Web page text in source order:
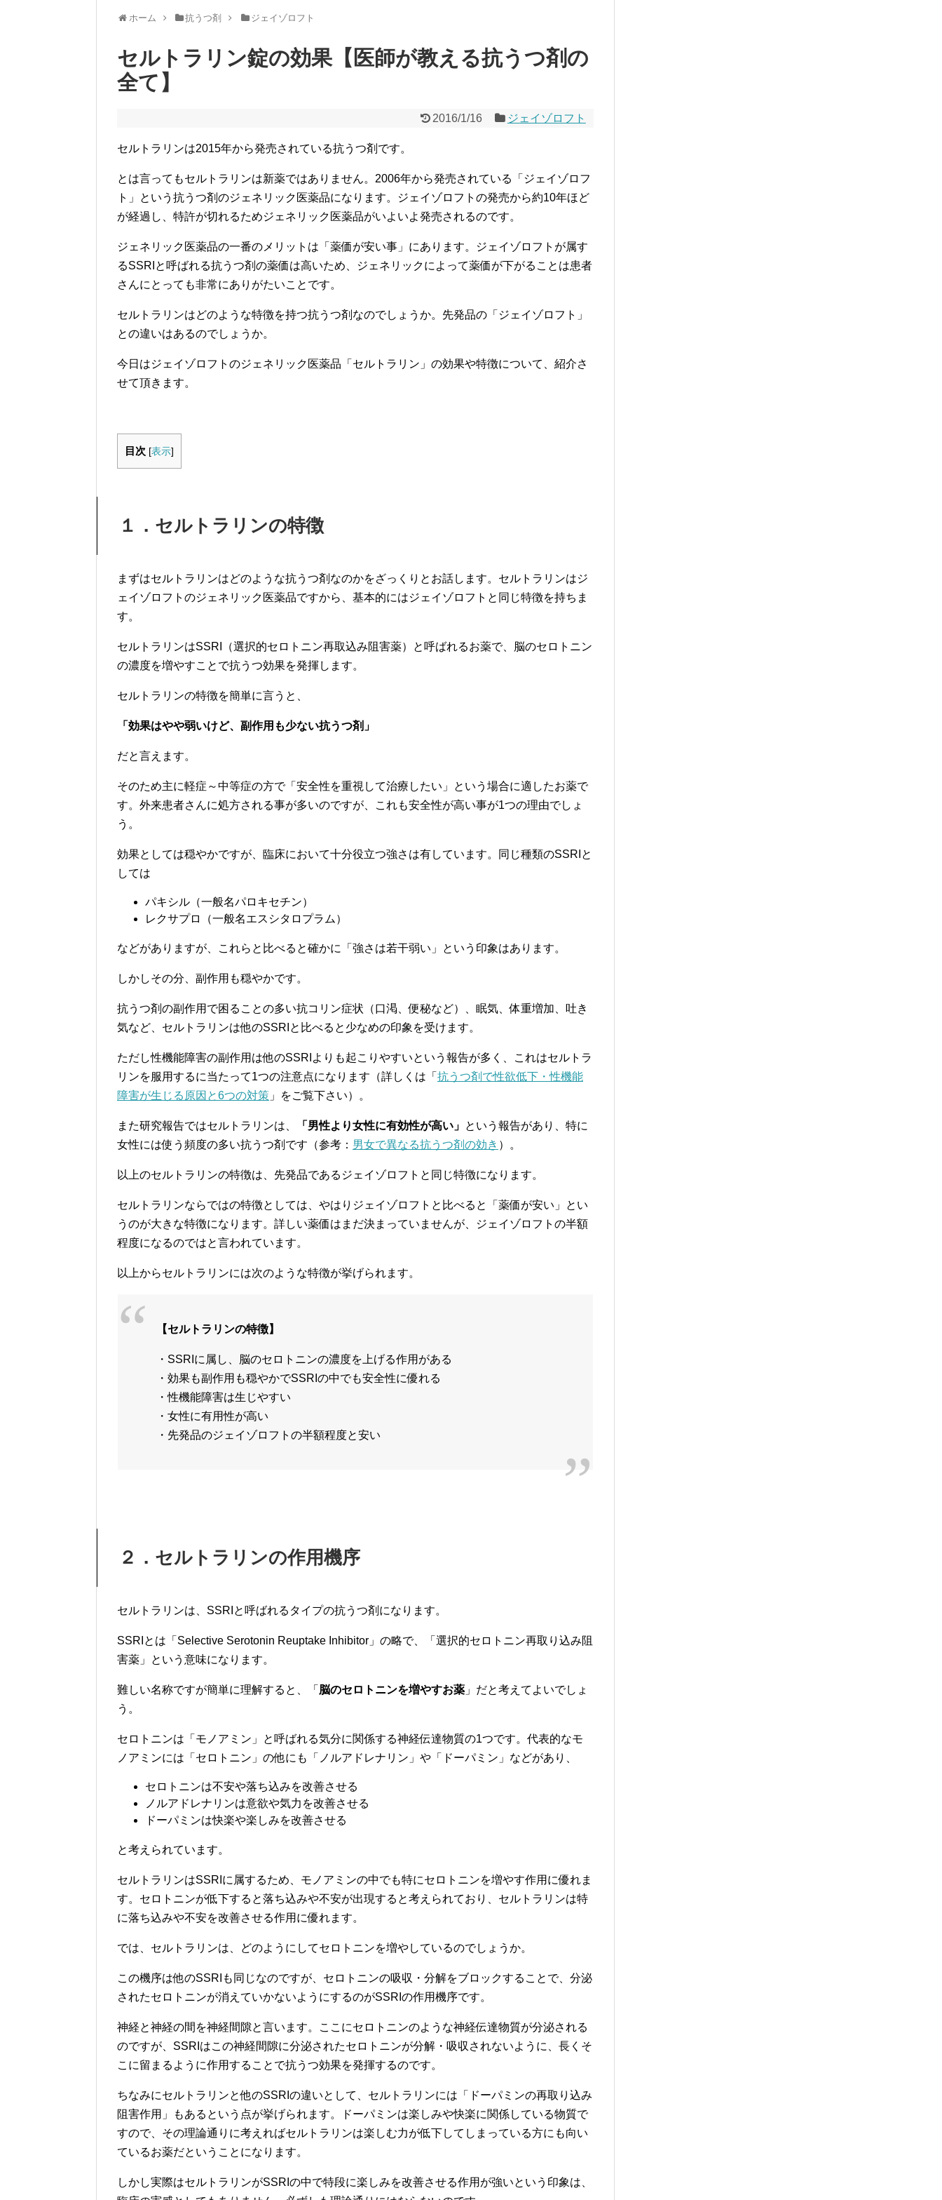
ホーム 抗うつ剤 ジェイゾロフト
セルトラリン錠の効果【医師が教える抗うつ剤の
全て】
2016/1/16 ジェイゾロフト
セルトラリンは2015年から発売されている抗うつ剤です。
とは言ってもセルトラリンは新薬ではありません。2006年から発売されている「ジェイゾロフ
ト」という抗うつ剤のジェネリック医薬品になります。ジェイゾロフトの発売から約10年ほど
が経過し、特許が切れるためジェネリック医薬品がいよいよ発売されるのです。
ジェネリック医薬品の一番のメリットは「薬価が安い事」にあります。ジェイゾロフトが属す
るSSRIと呼ばれる抗うつ剤の薬価は高いため、ジェネリックによって薬価が下がることは患者
さんにとっても非常にありがたいことです。
セルトラリンはどのような特徴を持つ抗うつ剤なのでしょうか。先発品の「ジェイゾロフト」
との違いはあるのでしょうか。
今日はジェイゾロフトのジェネリック医薬品「セルトラリン」の効果や特徴について、紹介さ
せて頂きます。
目次 [表示]
１．セルトラリンの特徴
まずはセルトラリンはどのような抗うつ剤なのかをざっくりとお話します。セルトラリンはジ
ェイゾロフトのジェネリック医薬品ですから、基本的にはジェイゾロフトと同じ特徴を持ちま
す。
セルトラリンはSSRI（選択的セロトニン再取込み阻害薬）と呼ばれるお薬で、脳のセロトニン
の濃度を増やすことで抗うつ効果を発揮します。
セルトラリンの特徴を簡単に言うと、
「効果はやや弱いけど、副作用も少ない抗うつ剤」
だと言えます。
そのため主に軽症～中等症の方で「安全性を重視して治療したい」という場合に適したお薬で
す。外来患者さんに処方される事が多いのですが、これも安全性が高い事が1つの理由でしょ
う。
効果としては穏やかですが、臨床において十分役立つ強さは有しています。同じ種類のSSRIと
しては
パキシル（一般名パロキセチン）
レクサプロ（一般名エスシタロプラム）
などがありますが、これらと比べると確かに「強さは若干弱い」という印象はあります。
しかしその分、副作用も穏やかです。
抗うつ剤の副作用で困ることの多い抗コリン症状（口渇、便秘など）、眠気、体重増加、吐き
気など、セルトラリンは他のSSRIと比べると少なめの印象を受けます。
ただし性機能障害の副作用は他のSSRIよりも起こりやすいという報告が多く、これはセルトラ
リンを服用するに当たって1つの注意点になります（詳しくは「 抗うつ剤で性欲低下・性機能
障害が生じる原因と6つの対策 」をご覧下さい）。
また研究報告ではセルトラリンは、 「男性より女性に有効性が高い」 という報告があり、特に
女性には使う頻度の多い抗うつ剤です（参考： 男女で異なる抗うつ剤の効き ）。
以上のセルトラリンの特徴は、先発品であるジェイゾロフトと同じ特徴になります。
セルトラリンならではの特徴としては、やはりジェイゾロフトと比べると「薬価が安い」とい
うのが大きな特徴になります。詳しい薬価はまだ決まっていませんが、ジェイゾロフトの半額
程度になるのではと言われています。
以上からセルトラリンには次のような特徴が挙げられます。
【セルトラリンの特徴】
・SSRIに属し、脳のセロトニンの濃度を上げる作用がある
・効果も副作用も穏やかでSSRIの中でも安全性に優れる
・性機能障害は生じやすい
・女性に有用性が高い
・先発品のジェイゾロフトの半額程度と安い
２．セルトラリンの作用機序
セルトラリンは、SSRIと呼ばれるタイプの抗うつ剤になります。
SSRIとは「Selective Serotonin Reuptake Inhibitor」の略で、「選択的セロトニン再取り込み阻
害薬」という意味になります。
難しい名称ですが簡単に理解すると、「 脳のセロトニンを増やすお薬 」だと考えてよいでしょ
う。
セロトニンは「モノアミン」と呼ばれる気分に関係する神経伝達物質の1つです。代表的なモ
ノアミンには「セロトニン」の他にも「ノルアドレナリン」や「ドーパミン」などがあり、
セロトニンは不安や落ち込みを改善させる
ノルアドレナリンは意欲や気力を改善させる
ドーパミンは快楽や楽しみを改善させる
と考えられています。
セルトラリンはSSRIに属するため、モノアミンの中でも特にセロトニンを増やす作用に優れま
す。セロトニンが低下すると落ち込みや不安が出現すると考えられており、セルトラリンは特
に落ち込みや不安を改善させる作用に優れます。
では、セルトラリンは、どのようにしてセロトニンを増やしているのでしょうか。
この機序は他のSSRIも同じなのですが、セロトニンの吸収・分解をブロックすることで、分泌
されたセロトニンが消えていかないようにするのがSSRIの作用機序です。
神経と神経の間を神経間隙と言います。ここにセロトニンのような神経伝達物質が分泌される
のですが、SSRIはこの神経間隙に分泌されたセロトニンが分解・吸収されないように、長くそ
こに留まるように作用することで抗うつ効果を発揮するのです。
ちなみにセルトラリンと他のSSRIの違いとして、セルトラリンには「ドーパミンの再取り込み
阻害作用」もあるという点が挙げられます。ドーパミンは楽しみや快楽に関係している物質で
すので、その理論通りに考えればセルトラリンは楽しむ力が低下してしまっている方にも向い
ているお薬だということになります。
しかし実際はセルトラリンがSSRIの中で特段に楽しみを改善させる作用が強いという印象は、